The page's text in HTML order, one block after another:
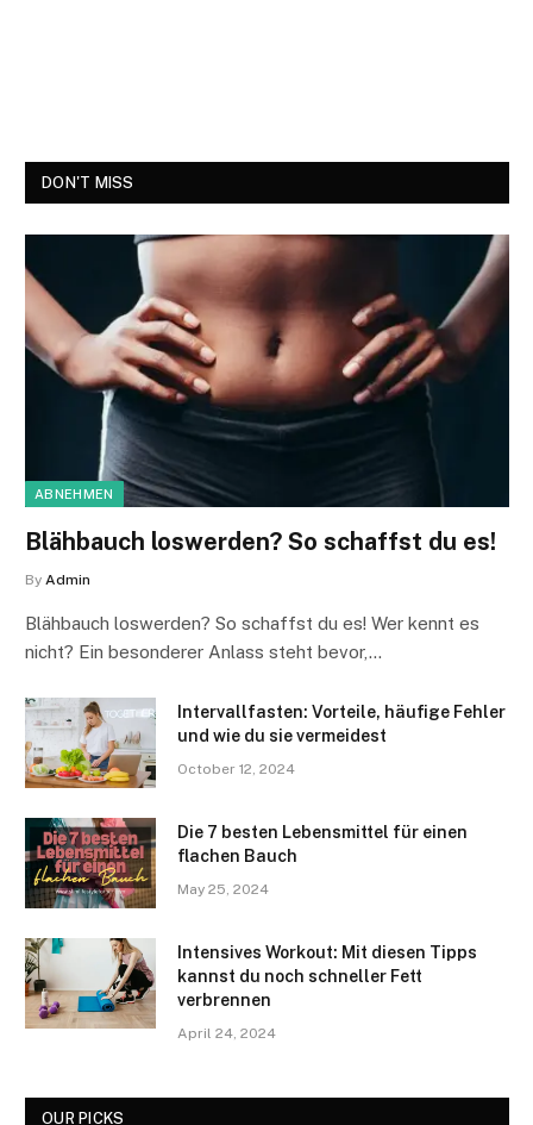
DON'T MISS
ABNEHMEN
Blähbauch loswerden? So schaffst du es!
By Admin
Blähbauch loswerden? So schaffst du es! Wer kennt es
nicht? Ein besonderer Anlass steht bevor,…
Intervallfasten: Vorteile, häufige Fehler
und wie du sie vermeidest
October 12, 2024
Die 7 besten Lebensmittel für einen
flachen Bauch
May 25, 2024
Intensives Workout: Mit diesen Tipps
kannst du noch schneller Fett
verbrennen
April 24, 2024
OUR PICKS